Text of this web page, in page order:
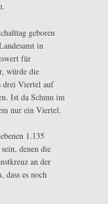
geboren
in
für
würde die
drei Viertel auf
Ist da Schmu im
nur ein Viertel.
1.135
denen die
an der
dass es noch